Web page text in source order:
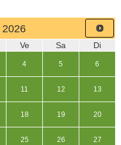
2026
Ve Sa Di
4 5 6
11 12 13
18 19 20
25 26 27